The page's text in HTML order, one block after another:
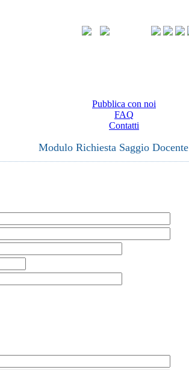
Pubblica con noi
FAQ
Contatti
Modulo Richiesta Saggio Docente